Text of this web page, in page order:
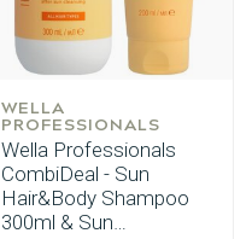
WELLA
PROFESSIONALS
Wella Professionals
CombiDeal - Sun
Hair&Body Shampoo
300ml & Sun